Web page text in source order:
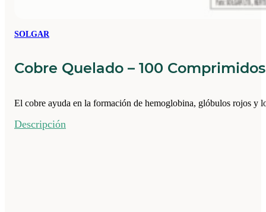
SOLGAR
Cobre Quelado – 100 Comprimidos
El cobre ayuda en la formación de hemoglobina, glóbulos rojos y
Descripción